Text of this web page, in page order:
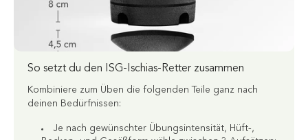
So setzt du den ISG-Ischias-Retter zusammen
Kombiniere zum Üben die folgenden Teile ganz nach
deinen Bedürfnissen:
Je nach gewünschter Übungsintensität, Hüft-,